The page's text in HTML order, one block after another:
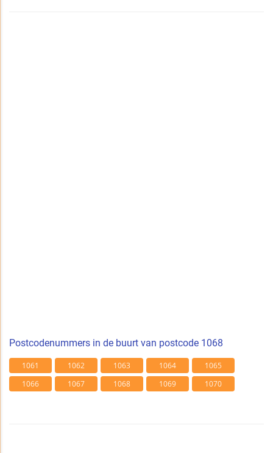
Postcodenummers in de buurt van postcode 1068
1061 1062 1063 1064
1065
1066
1067 1068 1069 1070